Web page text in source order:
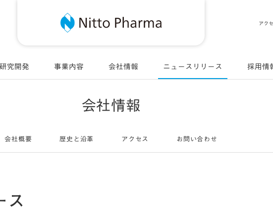
研究開発 事業内容 会社情報 ニュースリリース 採用情
アク
会社情報
会社概要 歴史と沿革 アクセス お問い合わせ
ス